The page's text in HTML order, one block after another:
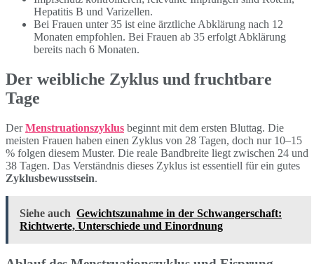
Hepatitis B und Varizellen.
Bei Frauen unter 35 ist eine ärztliche Abklärung nach 12
Monaten empfohlen. Bei Frauen ab 35 erfolgt Abklärung
bereits nach 6 Monaten.
Der weibliche Zyklus und fruchtbare
Tage
DerMenstruationszyklus beginnt mit dem ersten Bluttag. Die
meisten Frauen haben einen Zyklus von 28 Tagen, doch nur 10–15
% folgen diesem Muster. Die reale Bandbreite liegt zwischen 24 und
38 Tagen. Das Verständnis dieses Zyklus ist essentiell für ein gutes
Zyklusbewusstsein.
Siehe auch Gewichtszunahme in der Schwangerschaft:
Richtwerte, Unterschiede und Einordnung